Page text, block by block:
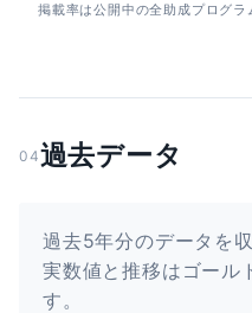
掲載率は公開中の全助成プログラ
04過去データ
過去5年分のデータを
実数値と推移はゴール
す。